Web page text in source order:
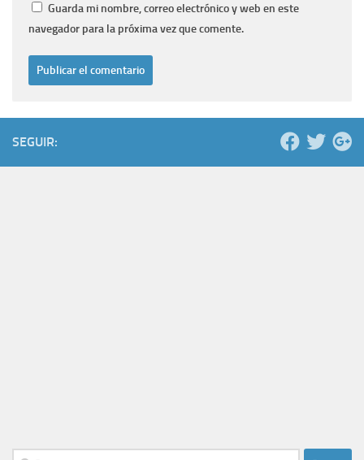
Guarda mi nombre, correo electrónico y web en este
navegador para la próxima vez que comente.
SEGUIR: